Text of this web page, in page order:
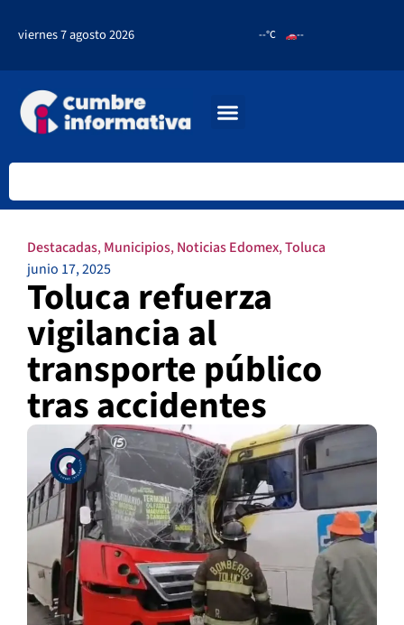
viernes 7 agosto 2026 --°C --
Destacadas,Municipios,Noticias Edomex,Toluca
junio 17, 2025
Toluca refuerza
vigilancia al
transporte público
tras accidentes